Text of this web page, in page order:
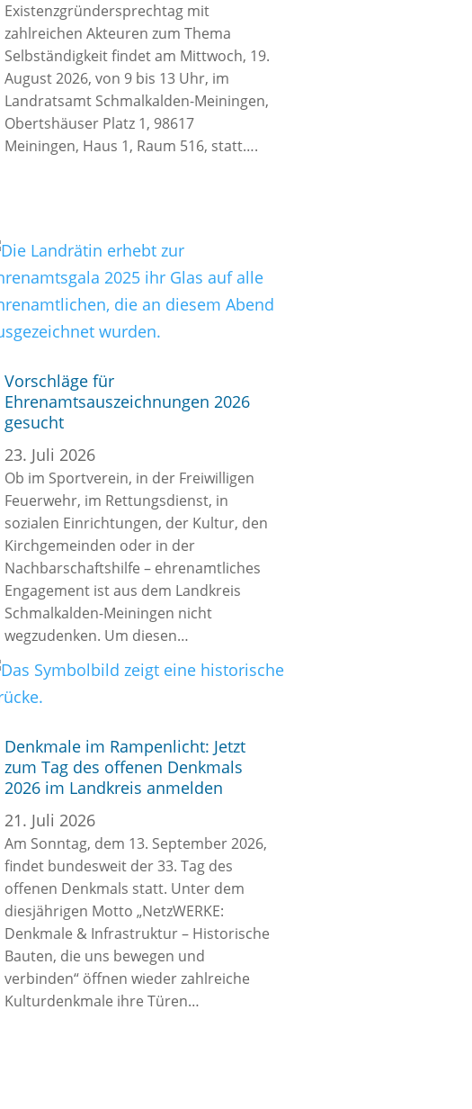
Existenzgründersprechtag mit
zahlreichen Akteuren zum Thema
Selbständigkeit findet am Mittwoch, 19.
August 2026, von 9 bis 13 Uhr, im
Landratsamt Schmalkalden-Meiningen,
Obertshäuser Platz 1, 98617
Meiningen, Haus 1, Raum 516, statt….
Vorschläge für
Ehrenamtsauszeichnungen 2026
gesucht
23. Juli 2026
Ob im Sportverein, in der Freiwilligen
Feuerwehr, im Rettungsdienst, in
sozialen Einrichtungen, der Kultur, den
Kirchgemeinden oder in der
Nachbarschaftshilfe – ehrenamtliches
Engagement ist aus dem Landkreis
Schmalkalden-Meiningen nicht
wegzudenken. Um diesen…
Denkmale im Rampenlicht: Jetzt
zum Tag des offenen Denkmals
2026 im Landkreis anmelden
21. Juli 2026
Am Sonntag, dem 13. September 2026,
findet bundesweit der 33. Tag des
offenen Denkmals statt. Unter dem
diesjährigen Motto „NetzWERKE:
Denkmale & Infrastruktur – Historische
Bauten, die uns bewegen und
verbinden“ öffnen wieder zahlreiche
Kulturdenkmale ihre Türen…